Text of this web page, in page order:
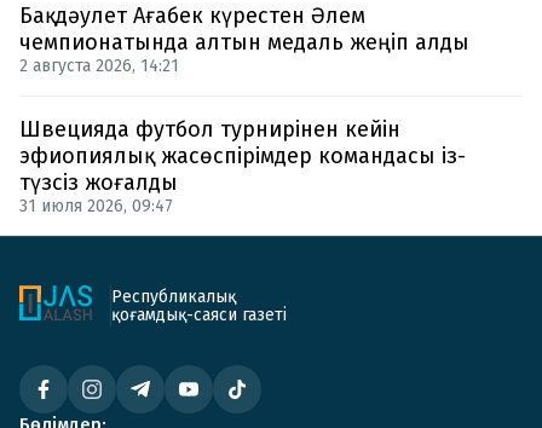
Бақдәулет Ағабек күрестен Әлем
чемпионатында алтын медаль жеңіп алды
2 августа 2026, 14:21
Швецияда футбол турнирінен кейін
эфиопиялық жасөспірімдер командасы із-
түзсіз жоғалды
31 июля 2026, 09:47
Республикалық
қоғамдық-саяси газеті